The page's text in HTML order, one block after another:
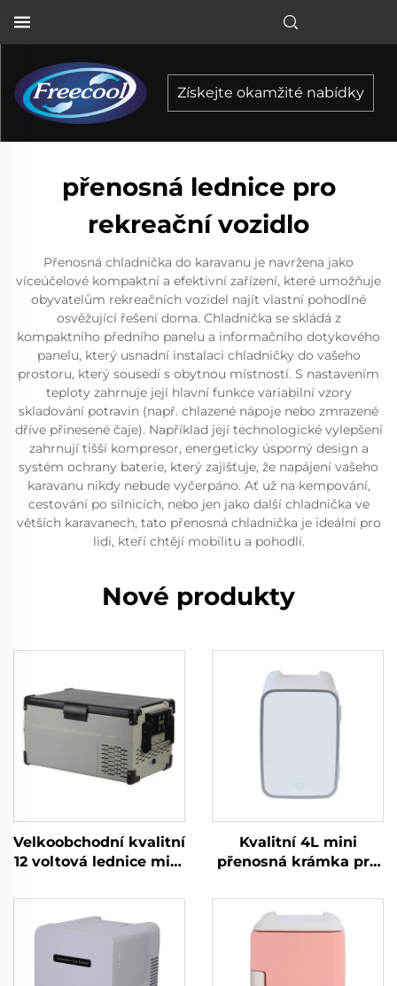
Získejte okamžité nabídky
přenosná lednice pro
rekreační vozidlo
Přenosná chladnička do karavanu je navržena jako
víceúčelové kompaktní a efektivní zařízení, které umožňuje
obyvatelům rekreačních vozidel najít vlastní pohodlné
osvěžující řešení doma. Chladnička se skládá z
kompaktního předního panelu a informačního dotykového
panelu, který usnadní instalaci chladničky do vašeho
prostoru, který sousedí s obytnou místností. S nastavením
teploty zahrnuje její hlavní funkce variabilní vzory
skladování potravin (např. chlazené nápoje nebo zmrazené
dříve přinesené čaje). Například její technologické vylepšení
zahrnují tišší kompresor, energeticky úsporný design a
systém ochrany baterie, který zajišťuje, že napájení vašeho
karavanu nikdy nebude vyčerpáno. Ať už na kempování,
cestování po silnicích, nebo jen jako další chladnička ve
větších karavanech, tato přenosná chladnička je ideální pro
lidi, kteří chtějí mobilitu a pohodlí.
Nové produkty
Velkoobchodní kvalitní
12 voltová lednice mini
lednice přenosná 12
voltová 25L lednice
mrazák přenosná
Kvalitní 4L mini
přenosná krámka pro
bílá Elektrický zdroj
pro péči o pleť nebo
pro použití v garáži